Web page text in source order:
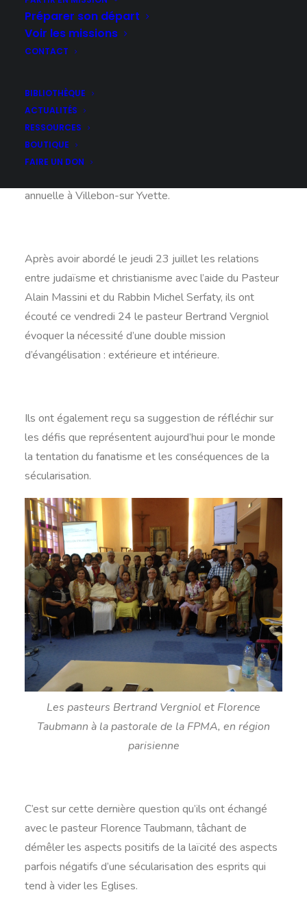
Préparer son départ
Voir les missions
CONTACT
BIBLIOTHÈQUE
ACTUALITÉS
RESSOURCES
BOUTIQUE
FAIRE UN DON
Le Secrétaire général du Défap, le pasteur
Bertrand Vergniol, et la Chargée
Florence Taubmann, se sont rendus
vendredi 24 juillet 2015 à la pastorale de
l’Eglise protestante malgache en France
(FPMA).
C’est autour de grands sujets que les pasteurs de la
annuelle à Villebon-sur Yvette.
Après avoir abordé le jeudi 23 juillet les relations
entre judaïsme et christianisme avec l’aide du Pasteur
Alain Massini et du Rabbin Michel Serfaty, ils ont
écouté ce vendredi 24 le pasteur Bertrand Vergniol
évoquer la nécessité d’une double mission
d’évangélisation : extérieure et intérieure.
Ils ont également reçu sa suggestion de réfléchir sur
les défis que représentent aujourd’hui pour le monde
la tentation du fanatisme et les conséquences de la
sécularisation.
Les pasteurs Bertrand Vergniol et Florence
Taubmann à la pastorale de la FPMA, en région
parisienne
C’est sur cette dernière question qu’ils ont échangé
avec le pasteur Florence Taubmann, tâchant de
démêler les aspects positifs de la laïcité des aspects
parfois négatifs d’une sécularisation des esprits qui
tend à vider les Eglises.